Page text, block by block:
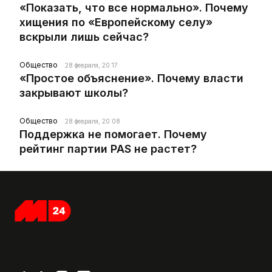
«Показать, что все нормально». Почему
хищения по «Европейскому селу»
вскрыли лишь сейчас?
Общество 28 февраля, 20:17
«Простое объяснение». Почему власти
закрывают школы?
Общество 28 февраля, 20:08
Поддержка не помогает. Почему
рейтинг партии PAS не растет?